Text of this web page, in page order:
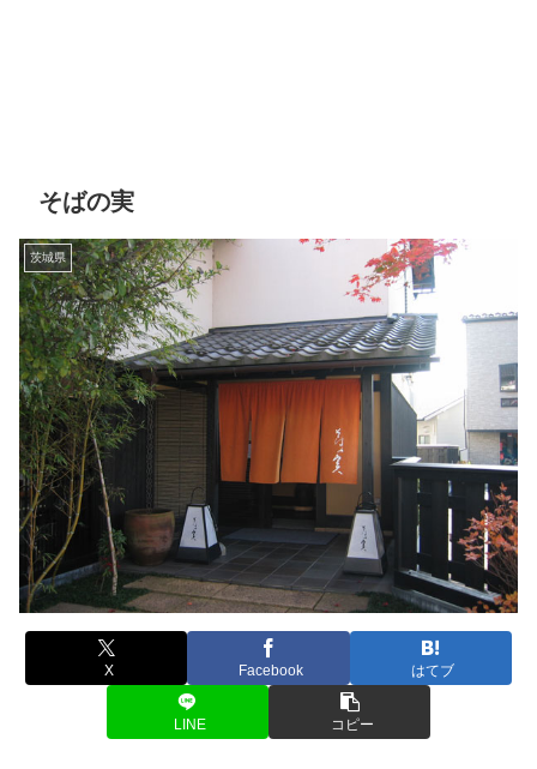
そばの実
茨城県
X Facebook はてブ
LINE コピー